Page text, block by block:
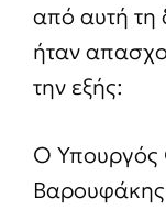
από αυτή τη
ήταν
την εξής:
Ο Υπουργός